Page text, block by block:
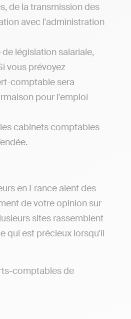
de la transmission des
avec l'administration
législation salariale,
vous prévoyez
comptable sera
pour l'emploi
cabinets comptables
en France aient des
de votre opinion sur
sites rassemblent
qui est précieux lorsqu'il
comptables de